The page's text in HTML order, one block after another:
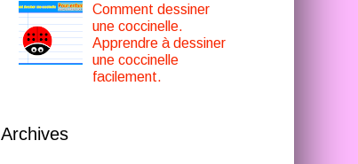
Comment dessiner
une coccinelle.
Apprendre à dessiner
une coccinelle
facilement.
Archives